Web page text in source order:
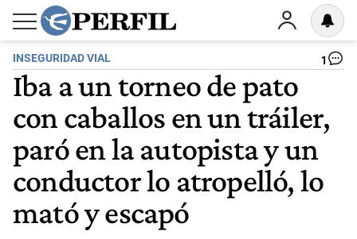
INSEGURIDAD VIAL 1
Iba a un torneo de pato
con caballos en un tráiler,
paró en la autopista y un
conductor lo atropelló, lo
mató y escapó